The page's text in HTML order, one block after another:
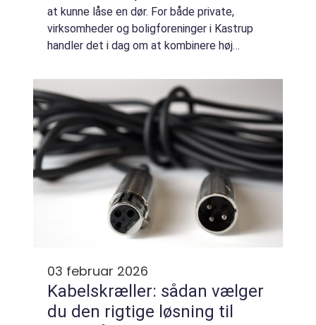
at kunne låse en dør. For både private,
virksomheder og boligforeninger i Kastrup
handler det i dag om at kombinere høj
ind og effektiv kontrol med, hvem der har
nøg...
03 februar 2026
Kabelskræller: sådan vælger
du den rigtige løsning til